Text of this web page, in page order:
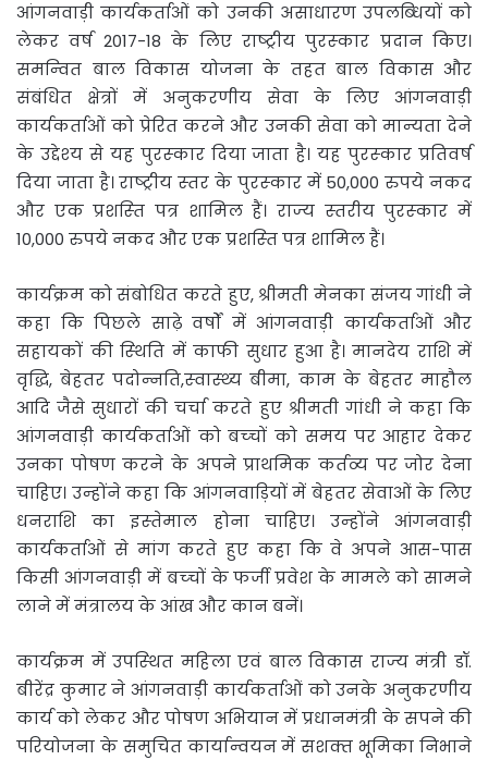
आंगनवाड़ी कार्यकर्ताओं को उनकी असाधारण उपलब्‍धियों को
लेकर वर्ष 2017-18 के लिए राष्‍ट्रीय पुरस्‍कार प्रदान किए।
समन्‍वित बाल विकास योजना के तहत बाल विकास और
संबंधित क्षेत्रों में अनुकरणीय सेवा के लिए आंगनवाड़ी
कार्यकर्ताओं को प्रेरित करने और उनकी सेवा को मान्‍यता देने
के उद्देश्‍य से यह पुरस्‍कार दिया जाता है। यह पुरस्‍कार प्रतिवर्ष
दिया जाता है। राष्‍ट्रीय स्‍तर के पुरस्‍कार में 50,000 रुपये नकद
और एक प्रशस्‍ति पत्र शामिल हैं। राज्‍य स्‍तरीय पुरस्‍कार में
10,000 रुपये नकद और एक प्रशस्‍ति पत्र शामिल हैं।
कार्यक्रम को संबोधित करते हुए, श्रीमती मेनका संजय गांधी ने
कहा कि पिछले साढ़े वर्षों में आंगनवाड़ी कार्यकर्ताओं और
सहायकों की स्‍थिति में काफी सुधार हुआ है। मानदेय राशि में
वृद्धि, बेहतर पदोन्‍नति,स्‍वास्‍थ्‍य बीमा, काम के बेहतर माहौल
आदि जैसे सुधारों की चर्चा करते हुए श्रीमती गांधी ने कहा कि
आंगनवाड़ी कार्यकर्ताओं को बच्‍चों को समय पर आहार देकर
उनका पोषण करने के अपने प्राथमिक कर्तव्‍य पर जोर देना
चाहिए। उन्‍होंने कहा कि आंगनवाड़ियों में बेहतर सेवाओं के लिए
धनराशि का इस्‍तेमाल होना चाहिए। उन्‍होंने आंगनवाड़ी
कार्यकर्ताओं से मांग करते हुए कहा कि वे अपने आस-पास
किसी आंगनवाड़ी में बच्‍चों के फर्जी प्रवेश के मामले को सामने
लाने में मंत्रालय के आंख और कान बनें।
कार्यक्रम में उपस्‍थित महिला एवं बाल विकास राज्‍य मंत्री डॉ.
बीरेंद्र कुमार ने आंगनवाड़ी कार्यकर्ताओं को उनके अनुकरणीय
कार्य को लेकर और पोषण अभियान में प्रधानमंत्री के सपने की
परियोजना के समुचित कार्यान्‍वयन में सशक्‍त भूमिका निभाने